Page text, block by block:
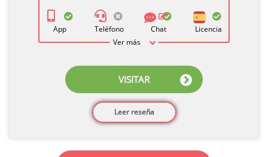
Ver más
App Teléfono Chat Licencia
VISITAR
Leer reseña